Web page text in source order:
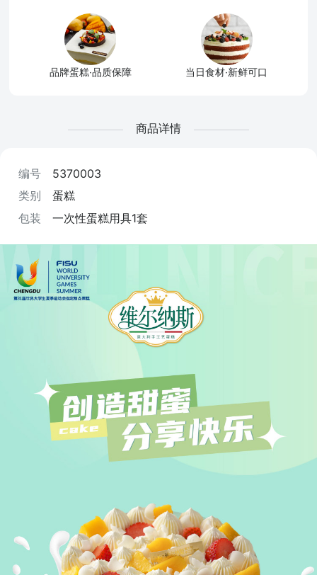
品牌蛋糕·品质保障 当日食材·新鲜可口
商品详情
编号
5370003
类别
蛋糕
包装
一次性蛋糕用具1套